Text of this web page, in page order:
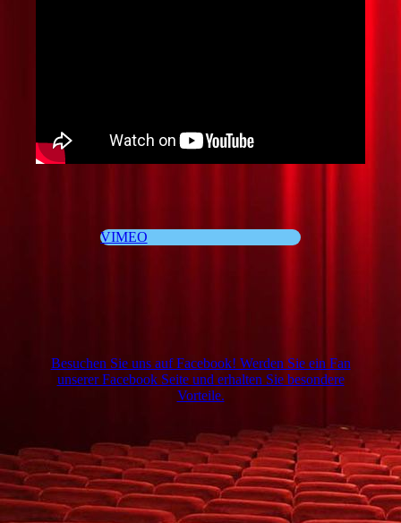
VIMEO
Besuchen Sie uns auf Facebook! Werden Sie ein Fan
unserer Facebook Seite und erhalten Sie besondere
Vorteile.